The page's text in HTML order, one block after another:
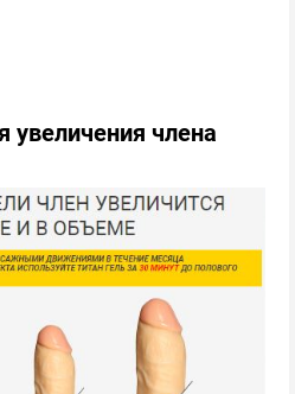
увеличения члена